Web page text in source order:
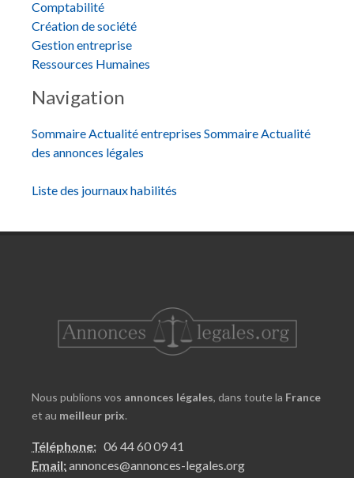
Comptabilité
Création de société
Gestion entreprise
Ressources Humaines
Navigation
Sommaire Actualité entreprises Sommaire Actualité
des annonces légales
Liste des journaux habilités
Nous publions vos annonces légales, dans toute la France
et au meilleur prix.
Téléphone: 06 44 60 09 41
Email:annonces@annonces-legales.org